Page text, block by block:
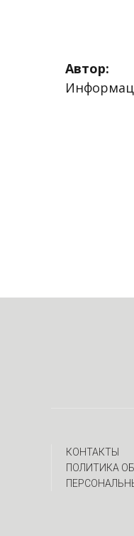
Автор:
КОНТАКТЫ
ПОЛИТИКА